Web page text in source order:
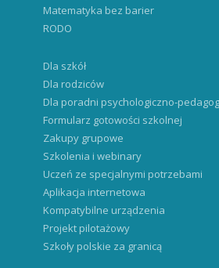
Matematyka bez barier
RODO
Dla szkół
Dla rodziców
Dla poradni psychologiczno-
Formularz gotowości szkolnej
Zakupy grupowe
Szkolenia i webinary
Uczeń ze specjalnymi potrzebami
Aplikacja internetowa
Kompatybilne urządzenia
Projekt pilotażowy
Szkoły polskie za granicą